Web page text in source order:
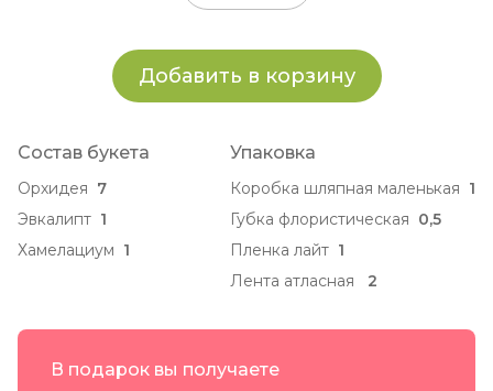
Добавить в корзину
Состав букета
Орхидея 7
Эвкалипт 1
Хамелациум 1
Упаковка
Коробка шляпная маленькая 1
Губка флористическая 0,5
Пленка лайт 1
Лента атласная
2
В подарок вы получаете